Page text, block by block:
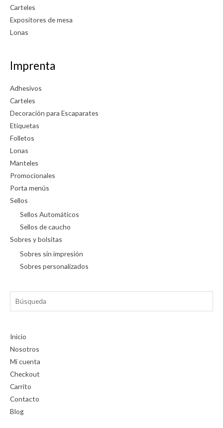
Carteles
Expositores de mesa
Lonas
Imprenta
Adhesivos
Carteles
Decoración para Escaparates
Etiquetas
Folletos
Lonas
Manteles
Promocionales
Porta menús
Sellos
Sellos Automáticos
Sellos de caucho
Sobres y bolsitas
Sobres sin impresión
Sobres personalizados
Búsqueda
Inicio
Nosotros
Mi cuenta
Checkout
Carrito
Contacto
Blog